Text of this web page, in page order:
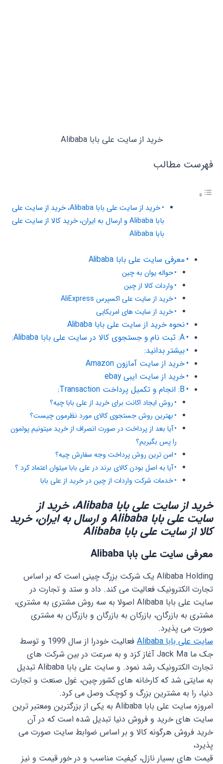
خرید از سایت علی بابا Alibaba
فهرست مطالب
خرید از سایت علی بابا Alibaba، خرید از سایت علی
بابا Alibaba و ارسال به ایران، خرید کالا از سایت علی
بابا Alibaba
معرفی سایت علی بابا Alibaba
حواله یوان به چین
واردات کالا از چین
خرید از سایت علی اکسپرس AliExpress
خرید از سایت های امریکایی
نحوه خرید از سایت علی بابا Alibaba
A: ثبت نام و جستجوی کالا در سایت علی بابا Alibaba:
بیشتر بدانید:
خرید از سایت آمازون Amazon
خرید از سایت ایبی ebay
B: انجام و تکمیل پرداخت Transaction:
روش ایجاد اکانت برای خرید از علی بابا چیه؟
بهترین روش جستجوی کالای مورد نظرمون چیست؟
آیا بعد از پرداخت در صورت انصراف از خرید میتونیم پولمون
را پس بگیریم؟
امن ترین روش پرداخت وجه سفارش چیه؟
آیا به اصل بودن کالای برند در علی بابا میتوان اعتماد کرد ؟
خدمات شرکت واردات از چین در خرید از علی بابا
خرید از سایت علی بابا Alibaba، خرید از
سایت علی بابا Alibaba و ارسال به ایران، خرید
کالا از سایت علی بابا Alibaba
معرفی سایت علی بابا Alibaba
Alibaba Holding یک شرکت بزرگ چینی است که بر اساس
تجارت الکترونیک فعالیت می کند. داد و ستد و تجارت در
سایت علی بابا Alibaba اصولا به سه روش مشتری به مشتری،
مشتری به بازرگان، بازرکان به بازرگان و بازرگان به مشتری
صورت می پذیرد.
سایت علی بابا Alibaba
فعالیت خودرا از سال 1999 و توسط
جک ما Jack Ma آغاز کزد و به سرعت در بین شرکت های
تجارت الکترونیک رشد نمود. و سایت علی بابا Alibaba تبدیل
به سایتی شد که کارخانه های کشور چین، غول صنعت و تجارت
دنیا، را به مشترین بزرگ و کوچک وصل می کرد.
امروزه سایت علی بابا Alibaba به یکی از بزرگترین ومعتبر ترین
سایت های خرید و فروش دنیا تبدیل شده است که در آن
خرید فروش هرگونه کالا و بر اساس ضوابط سایت صورت می
پذیرد،
قیمت های بسیار نازل، کیفیت مناسب و در خور قیمت و نیز